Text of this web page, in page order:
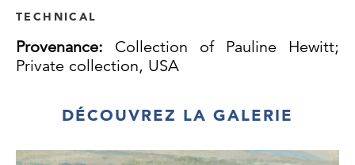
TECHNICAL
Provenance: Collection of Pauline Hewitt;
Private collection, USA
DÉCOUVREZ LA GALERIE